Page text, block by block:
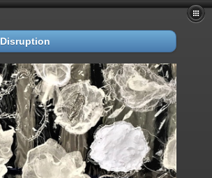
Disruption